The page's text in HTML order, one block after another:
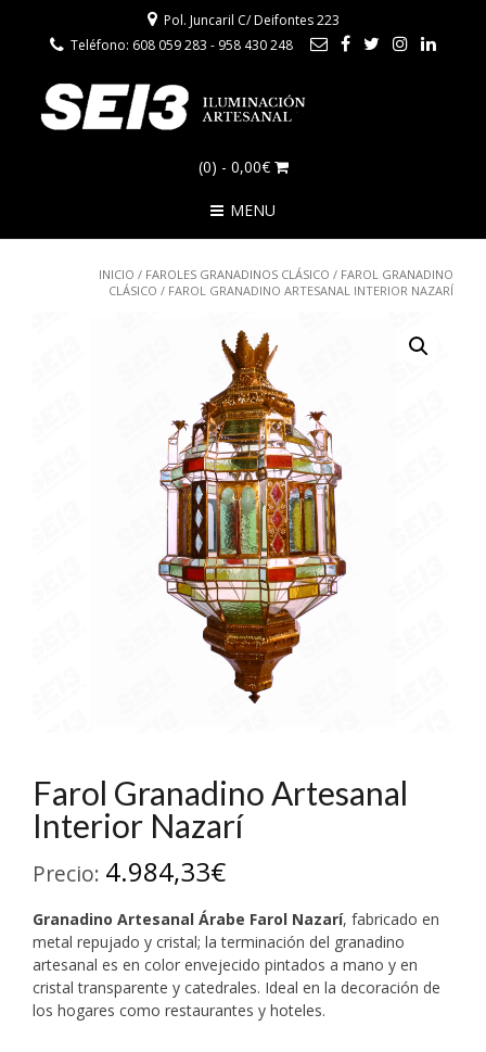
Pol. Juncaril C/ Deifontes 223
Teléfono: 608 059 283 - 958 430 248
(0) - 0,00€
MENU
INICIO / FAROLES GRANADINOS CLÁSICO / FAROL GRANADINO
CLÁSICO / FAROL GRANADINO ARTESANAL INTERIOR NAZARÍ
Farol Granadino Artesanal
Interior Nazarí
Precio: 4.984,33€
Granadino Artesanal Árabe Farol Nazarí, fabricado en
metal repujado y cristal; la terminación del granadino
artesanal es en color envejecido pintados a mano y en
cristal transparente y catedrales. Ideal en la decoración de
los hogares como restaurantes y hoteles.